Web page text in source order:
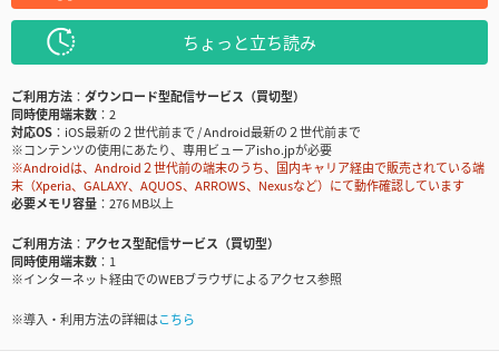
ちょっと立ち読み
ご利用方法
ダウンロード型配信サービス（買切型）
同時使用端末数
2
対応OS
iOS最新の２世代前まで / Android最新の２世代前まで
※コンテンツの使用にあたり、専用ビューアisho.jpが必要
※Androidは、Android２世代前の端末のうち、国内キャリア経由で販売されている端
末（Xperia、GALAXY、AQUOS、ARROWS、Nexusなど）にて動作確認しています
必要メモリ容量
276 MB以上
ご利用方法
アクセス型配信サービス（買切型）
同時使用端末数
1
※インターネット経由でのWEBブラウザによるアクセス参照
※導入・利用方法の詳細はこちら